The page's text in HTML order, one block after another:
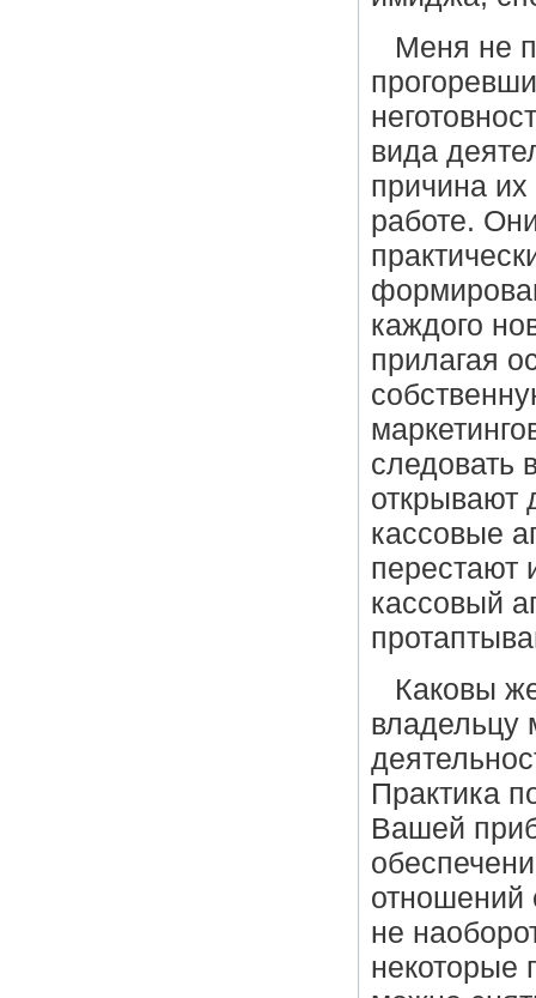
Меня не
вида
причина их
работе.
каждого
прилагая
следовать
открывают
кассовые
перестают
кассовый
Каковы
владельцу
Практика
Вашей
отношений
не
некоторые